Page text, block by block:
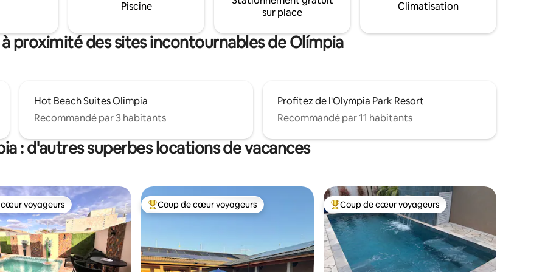
bain🚿 - Garagem 6 voitures
et des restaurants.
est incroyable et parfait pour votre
Piscine
sur place
Climatisation
proximité des sites incontournables de Olímpia
Hot Beach Suites Olimpia
Recommandé par 3 habitants
Profitez de l'Olympia Park Resort
Recommandé par 11 habitants
: d'autres superbes locations de vacances
cœur voyageurs
voyageurs Coups de cœur voyageurs les plus appréciés
Coup de cœur voyageurs Coups de cœur voyageurs les plus appréciés
Coup de cœur voyageurs